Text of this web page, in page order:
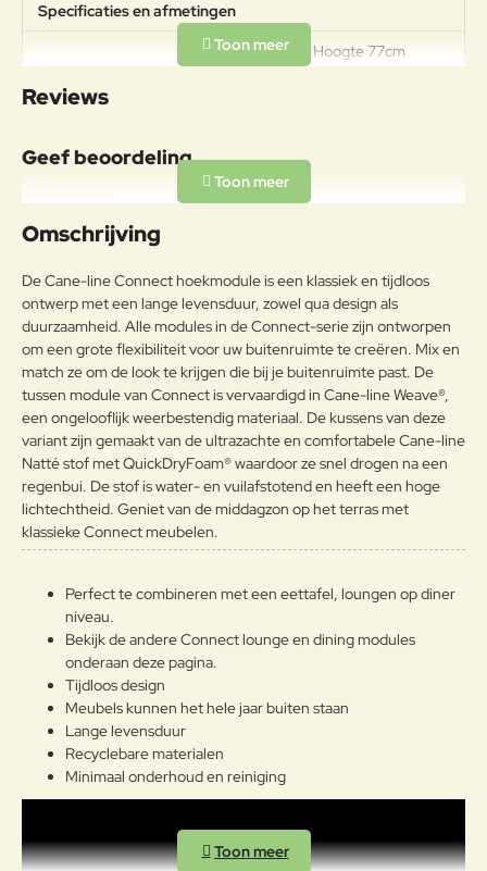
Specificaties en afmetingen
Breedte 77cm Hoogte 77cm
Reviews
Geef beoordeling
Uw naam:
g:
Note: HTML-code wordt niet vertaald!
Waardering:
Waarderin
g:
Slecht Goed
Verder
Omschrijving
De Cane-line Connect hoekmodule is een klassiek en tijdloos
ontwerp met een lange levensduur, zowel qua design als
duurzaamheid. Alle modules in de Connect-serie zijn ontworpen
om een ​​grote flexibiliteit voor uw buitenruimte te creëren. Mix en
match ze om de look te krijgen die bij je buitenruimte past. De
tussen module van Connect is vervaardigd in Cane-line Weave®,
een ongelooflijk weerbestendig materiaal. De kussens van deze
variant zijn gemaakt van de ultrazachte en comfortabele Cane-line
Natté stof met QuickDryFoam® waardoor ze snel drogen na een
regenbui. De stof is water- en vuilafstotend en heeft een hoge
lichtechtheid. Geniet van de middagzon op het terras met
klassieke Connect meubelen.
Perfect te combineren met een eettafel, loungen op diner
niveau.
Bekijk de andere Connect lounge en dining modules
onderaan deze pagina.
Tijdloos design
Meubels kunnen het hele jaar buiten staan
Lange levensduur
Recyclebare materialen
Minimaal onderhoud en reiniging